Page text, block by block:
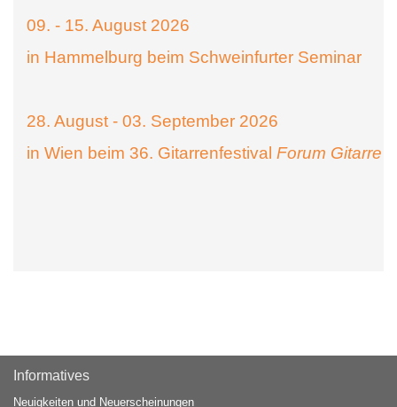
09. - 15. August 2026
in Hammelburg beim Schweinfurter Seminar
28. August - 03. September 2026
in Wien beim 36. Gitarrenfestival Forum Gitarre
Informatives
Neuigkeiten und Neuerscheinungen